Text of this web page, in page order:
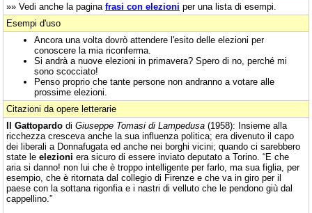
»» Vedi anche la pagina frasi con elezioni per una lista di esempi.
Esempi d'uso
Ancora una volta dovrò attendere l'esito delle elezioni per
conoscere la mia riconferma.
Si andrà a nuove elezioni in primavera? Spero di no, perché mi
sono scocciato!
Penso proprio che tante persone non andranno a votare alle
prossime elezioni.
Citazioni da opere letterarie
Il Gattopardo di Giuseppe Tomasi di Lampedusa (1958): Insieme alla
ricchezza cresceva anche la sua influenza politica; era divenuto il capo
dei liberali a Donnafugata ed anche nei borghi vicini; quando ci sarebbero
state le elezioni era sicuro di essere inviato deputato a Torino. “E che
aria si danno! non lui che è troppo intelligente per farlo, ma sua figlia, per
esempio, che è ritornata dal collegio di Firenze e che va in giro per il
paese con la sottana rigonfia e i nastri di velluto che le pendono giù dal
cappellino.”